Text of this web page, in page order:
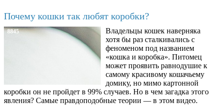
Почему кошки так любят коробки?
8845
Владельцы кошек наверняка
хотя бы раз сталкивались с
феноменом под названием
«кошка и коробка». Питомец
может проявить равнодушие к
самому красивому кошачьему
домику, но мимо картонной
коробки он не пройдет в 99% случаев. Но в чем загадка этого
явления? Самые правдоподобные теории — в этом видео.